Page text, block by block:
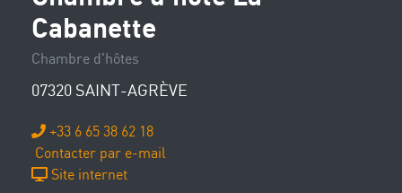
Cabanette
Chambre d'hôtes
07320 SAINT-AGRÈVE
+33 6 65 38 62 18
Contacter par e-mail
Site internet